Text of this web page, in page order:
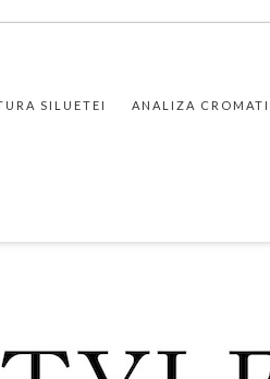
SILUETEI ANALIZA